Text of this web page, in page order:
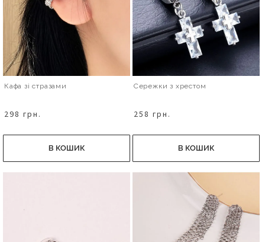
Кафа зі стразами
298 грн.
В КОШИК
Сережки з хрестом
258 грн.
В КОШИК